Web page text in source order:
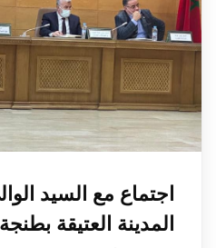
اجتماع مع السيد
المدينة العتيقة بطنجة